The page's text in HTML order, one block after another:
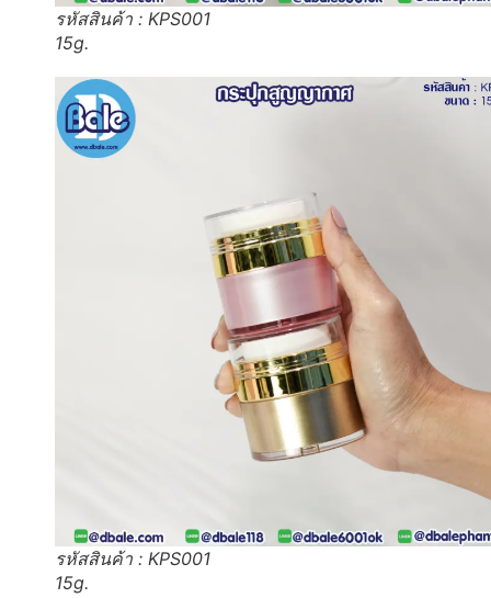
รหัสสินค้า : KPS001
15g.
รหัสสินค้า : KPS001
15g.